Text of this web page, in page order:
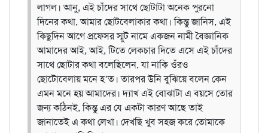
লাগল।আনু্‌, এই চাঁদের সাথে ছোটাটা অনেক পুরনো
দিনের কথা, আমার ছোটবেলাকার কথা। কিন্তু জানিস, এই
কিছুদিন আগে প্রফেসর স্মুট নামে একজন নামী বৈজ্ঞানিক
আমাদের আই, আই, টিতে লেকচার দিতে এসে এই চাঁদের
সাথে ছোটার কথা বলেছিলেন, যা নাকি ওঁরও
ছোটোবেলায় মনে হ’ত। তারপর উনি বুঝিয়ে বলেন কেন
এমন মনে হয় আমাদের। দ্যাখ এই বোঝাটা এ বয়সে তোর
জন্য কঠিনই, কিন্তু এর যে একটা কারণ আছে তাই
জানাতেই এ কথা লেখা। দেখছি খুব সহজ করে তোমাকে